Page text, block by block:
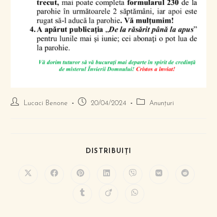
Lucaci Benone 20/04/2024 Anunțuri
DISTRIBUIȚI